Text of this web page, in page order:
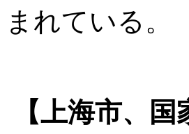
まれている。
【上海市、